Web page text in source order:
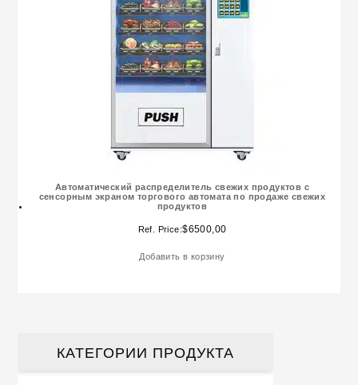
Автоматический распределитель свежих продуктов с
сенсорным экраном торгового автомата по продаже свежих
продуктов
Ref. Price:$6500,00
Добавить в корзину
КАТЕГОРИИ ПРОДУКТА